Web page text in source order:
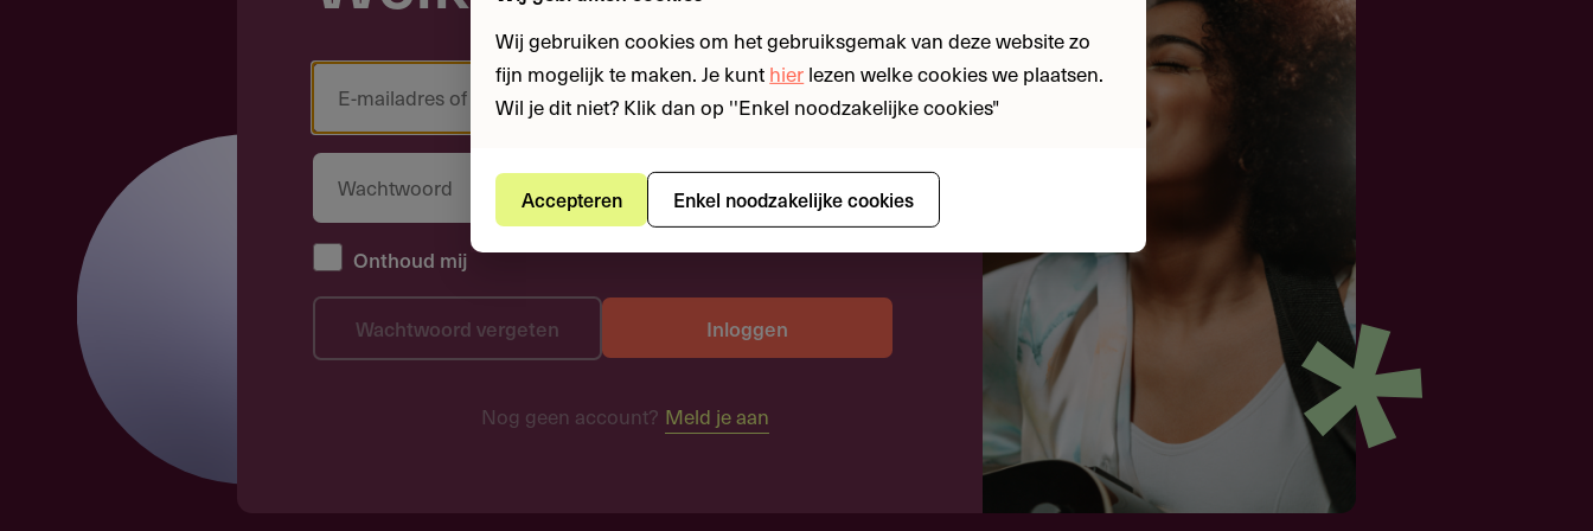
Onthoud mij
Inloggen
Wachtwoord vergeten
Nog geen account? Meld je aan
Wij gebruiken cookies om het gebruiksgemak van deze website zo
fijn mogelijk te maken. Je kunt hier lezen welke cookies we plaatsen.
Wil je dit niet? Klik dan op ''Enkel noodzakelijke cookies"
Accepteren Enkel noodzakelijke cookies